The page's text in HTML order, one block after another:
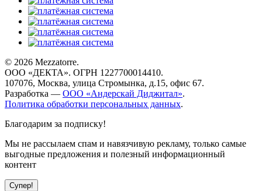
© 2026 Mezzatorre.
ООО «ДЕКТА». ОГРН 1227700014410.
107076, Москва, улица Стромынка, д.15, офис 67.
Разработка — ООО «Андерскай Диджитал».
Политика обработки персональных данных.
Благодарим за подписку!
Мы не рассылаем спам и навязчивую рекламу, только самые
выгодные предложения и полезный информационный
контент
Супер!